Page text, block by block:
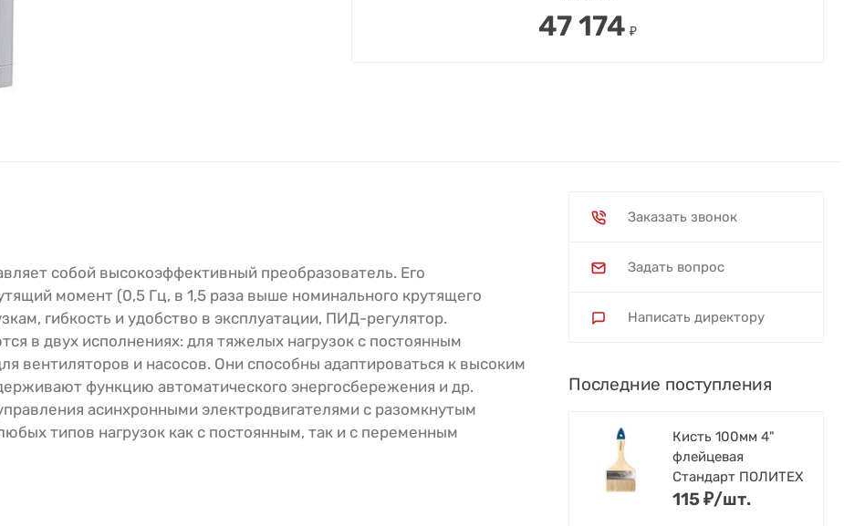
47 174 ₽
собой высокоэффективный преобразователь. Его
момент (0,5 Гц, в 1,5 раза выше номинального крутящего
гибкость и удобство в эксплуатации, ПИД-регулятор.
в двух исполнениях: для тяжелых нагрузок с постоянным
вентиляторов и насосов. Они способны адаптироваться к высоким
функцию автоматического энергосбережения и др.
асинхронными электродвигателями с разомкнутым
типов нагрузок как с постоянным, так и с переменным
Заказать звонок
Задать вопрос
Написать директору
Последние поступления
Кисть 100мм 4"
флейцевая
Стандарт ПОЛИТЕХ
115₽/шт.